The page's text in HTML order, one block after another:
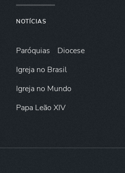
NOTÍCIAS
Paróquias
Diocese
Igreja no Brasil
Igreja no Mundo
Papa Leão XIV